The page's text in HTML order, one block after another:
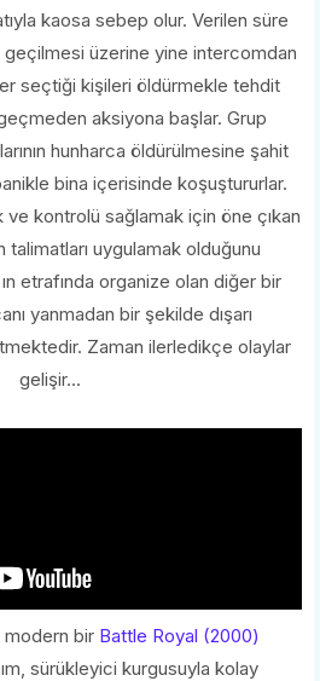
kaosa sebep olur. Verilen süre
geçilmesi üzerine yine intercomdan
seçtiği kişileri öldürmekle tehdit
aksiyona başlar. Grup
hunharca öldürülmesine şahit
bina içerisinde koşuştururlar.
kontrolü sağlamak için öne çıkan
talimatları uygulamak olduğunu
etrafında organize olan diğer bir
yanmadan bir şekilde dışarı
Zaman ilerledikçe olaylar
gelişir...
modern bir Battle Royal (2000)
sürükleyici kurgusuyla kolay